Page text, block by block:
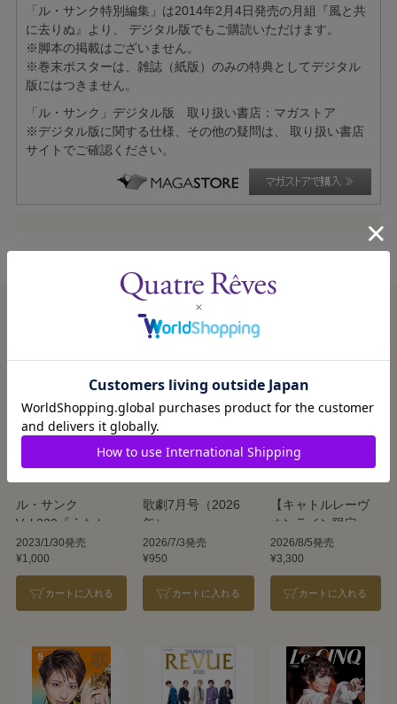
「ル・サンク特別編集」は2014年2月4日発売の月組『風と共
に去りぬ』より、 デジタル版でもご購読いただけます。
※脚本の掲載はございません。
※巻末ポスターは、雑誌（紙版）のみの特典としてデジタル
版にはつきません。
「ル・サンク」デジタル版 取り扱い書店：マガストア
※デジタル版に関する仕様、その他の疑問は、 取り扱い書店
サイトでご確認ください。
この商品を見た人はこんな商品も見ています
ル・サンク
Vol.229『うたかた
の恋』
『ENCHANTEMENT―
華麗なる香水―』
＜花組＞
2023/1/30発売
¥1,000
カートに入れる
歌劇7月号（2026
年）
2026/7/3発売
¥950
カートに入れる
【キャトルレーヴ
オンライン限定
版】TAKARAZUKA
REVUE 2026
2026/8/5発売
¥3,300
カートに入れる